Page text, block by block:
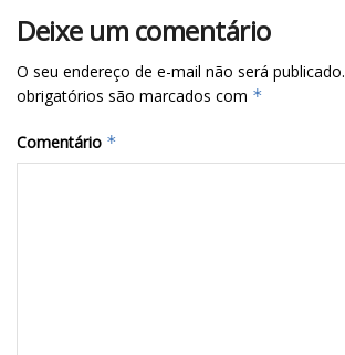
Deixe um comentário
O seu endereço de e-mail não será publicado.
obrigatórios são marcados com *
Comentário *